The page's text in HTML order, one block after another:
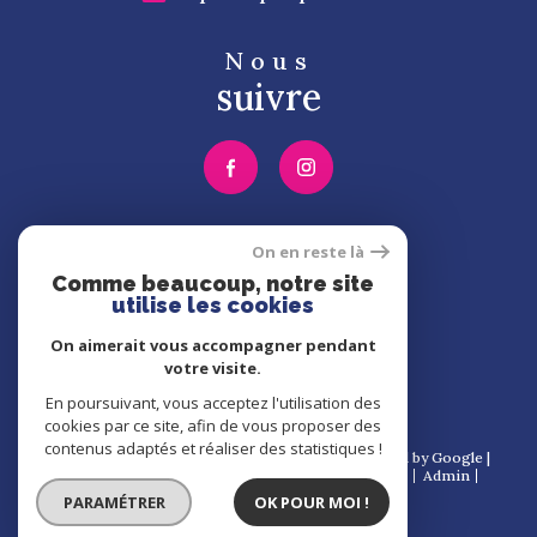
Nous
suivre
Nous
adhérons
© 2026 | Tous droits réservés | Traduction powered by Google |
Nos honoraires
Plan du site Mentions légales
Admin
Partenaires
Politique RGPD Cookies
On en reste là
Comme beaucoup, notre site
utilise les cookies
On aimerait vous accompagner pendant
votre visite.
En poursuivant, vous acceptez l'utilisation des
cookies par ce site, afin de vous proposer des
contenus adaptés et réaliser des statistiques !
PARAMÉTRER OK POUR MOI !